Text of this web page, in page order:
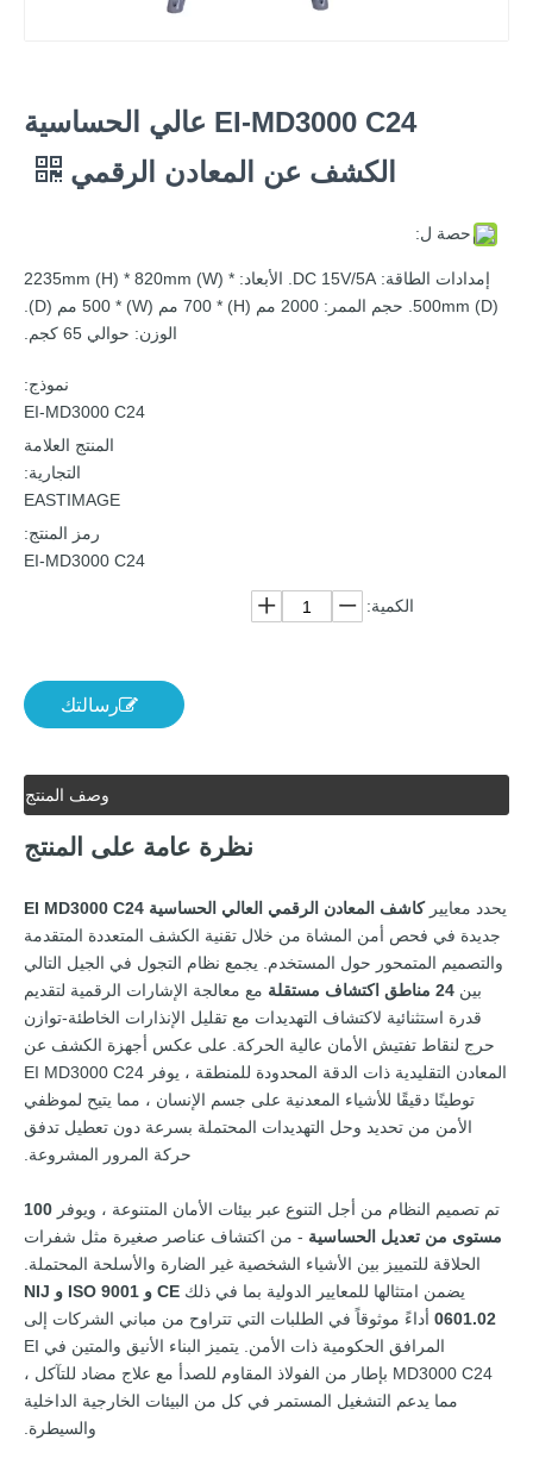
EI-MD3000 C24 عالي الحساسية
الكشف عن المعادن الرقمي
حصة ل:
إمدادات الطاقة: DC 15V/5A. الأبعاد: 2235mm (H) * 820mm (W) *
500mm (D). حجم الممر: 2000 مم (H) * 700 مم (W) * 500 مم (D).
الوزن: حوالي 65 كجم.
نموذج:
EI-MD3000 C24
المنتج العلامة
التجارية:
EASTIMAGE
رمز المنتج:
EI-MD3000 C24
الكمية:
رسالتك
وصف المنتج
نظرة عامة على المنتج
يحدد معاييركاشف المعادن الرقمي العالي الحساسية EI MD3000 C24
جديدة في فحص أمن المشاة من خلال تقنية الكشف المتعددة المتقدمة
والتصميم المتمحور حول المستخدم. يجمع نظام التجول في الجيل التالي
بين 24 مناطق اكتشاف مستقلة
مع معالجة الإشارات الرقمية لتقديم
قدرة استثنائية لاكتشاف التهديدات مع تقليل الإنذارات الخاطئة-توازن
حرج لنقاط تفتيش الأمان عالية الحركة. على عكس أجهزة الكشف عن
المعادن التقليدية ذات الدقة المحدودة للمنطقة ، يوفر EI MD3000 C24
توطينًا دقيقًا للأشياء المعدنية على جسم الإنسان ، مما يتيح لموظفي
الأمن من تحديد وحل التهديدات المحتملة بسرعة دون تعطيل تدفق
حركة المرور المشروعة.
تم تصميم النظام من أجل التنوع عبر بيئات الأمان المتنوعة ، ويوفر 100
مستوى من تعديل الحساسية - من اكتشاف عناصر صغيرة مثل شفرات
الحلاقة للتمييز بين الأشياء الشخصية غير الضارة والأسلحة المحتملة.
يضمن امتثالها للمعايير الدولية بما في ذلك
CE و ISO 9001 و NIJ
0601.02 أداءً موثوقاً في الطلبات التي تتراوح من مباني الشركات إلى
المرافق الحكومية ذات الأمن. يتميز البناء الأنيق والمتين في EI
MD3000 C24 بإطار من الفولاذ المقاوم للصدأ مع علاج مضاد للتآكل ،
مما يدعم التشغيل المستمر في كل من البيئات الخارجية الداخلية
والسيطرة.